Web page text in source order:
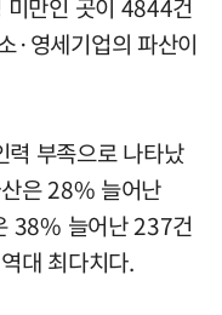
미만인 곳이 4844건
·영세기업의 파산이
력 부족으로 나타났
은 28% 늘어난
38% 늘어난 237건
대 최다치다.